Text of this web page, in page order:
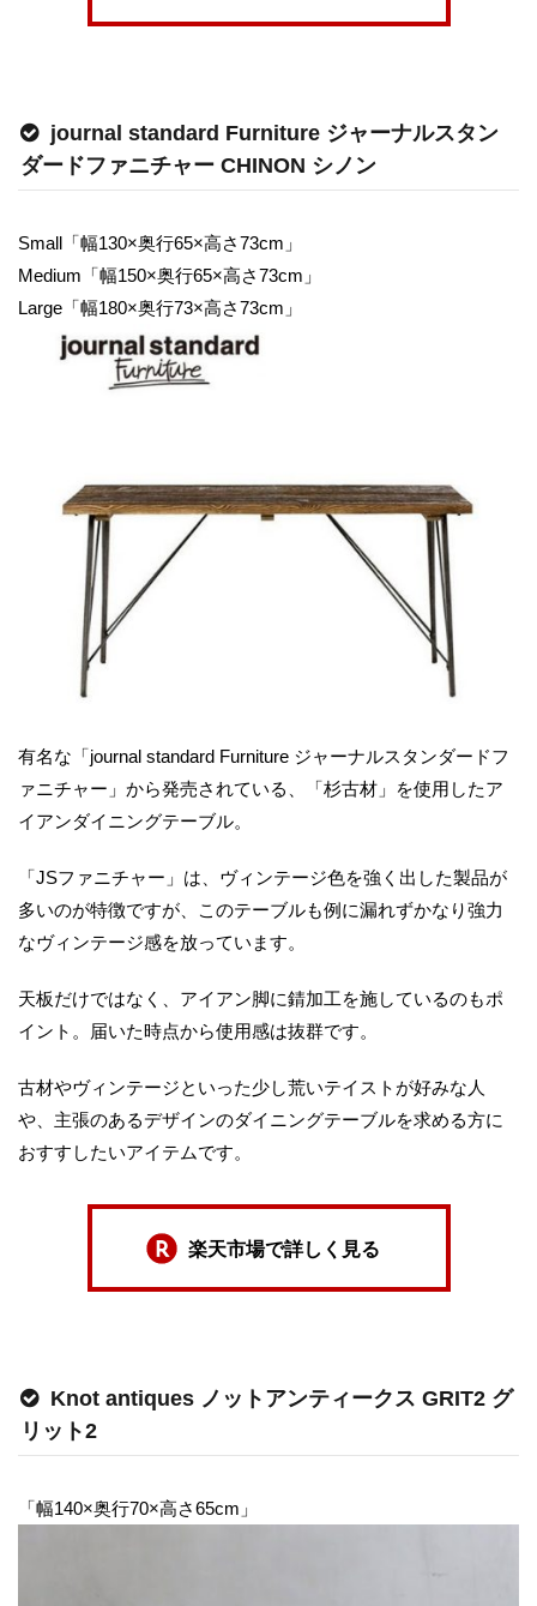
journal standard Furniture ジャーナルスタン
ダードファニチャー CHINON シノン
Small「幅130×奥行65×高さ73cm」
Medium「幅150×奥行65×高さ73cm」
Large「幅180×奥行73×高さ73cm」
有名な「journal standard Furniture ジャーナルスタンダードフ
ァニチャー」から発売されている、「杉古材」を使用したア
イアンダイニングテーブル。
「JSファニチャー」は、ヴィンテージ色を強く出した製品が
多いのが特徴ですが、このテーブルも例に漏れずかなり強力
なヴィンテージ感を放っています。
天板だけではなく、アイアン脚に錆加工を施しているのもポ
イント。届いた時点から使用感は抜群です。
古材やヴィンテージといった少し荒いテイストが好みな人
や、主張のあるデザインのダイニングテーブルを求める方に
おすすしたいアイテムです。
楽天市場で詳しく見る
Knot antiques ノットアンティークス GRIT2 グ
リット2
「幅140×奥行70×高さ65cm」